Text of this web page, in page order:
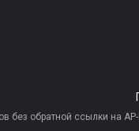
без обратной ссылки на